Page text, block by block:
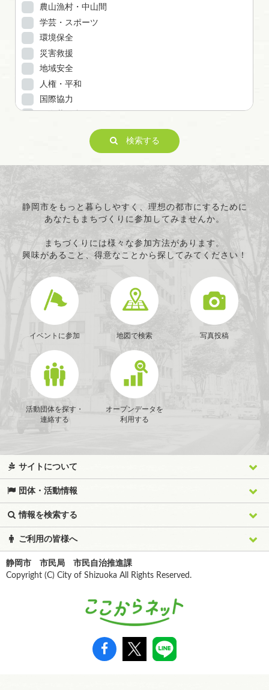
農山漁村・中山間
学芸・スポーツ
環境保全
災害救援
地域安全
人権・平和
国際協力
子どもの健全育成
消費者保護
連絡・助言・援助
条例で定める活動
検索する
静岡市をもっと暮らしやすく、理想の都市にするために
あなたもまちづくりに参加してみませんか。
まちづくりには様々な参加方法があります。
興味があること、得意なことから探してみてください！
イベントに参加 地図で検索 写真投稿
活動団体を探す・
連絡する
オープンデータを
利用する
サイトについて
団体・活動情報
情報を検索する
ご利用の皆様へ
静岡市 市民局 市民自治推進課
Copyright (C) City of Shizuoka All Rights Reserved.